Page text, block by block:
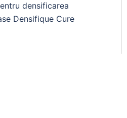
densificarea
Densifique Cure